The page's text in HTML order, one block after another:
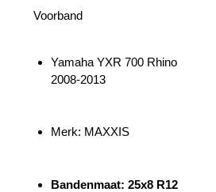
Voorband
Yamaha YXR 700 Rhino
2008-2013
Merk: MAXXIS
Bandenmaat: 25x8 R12